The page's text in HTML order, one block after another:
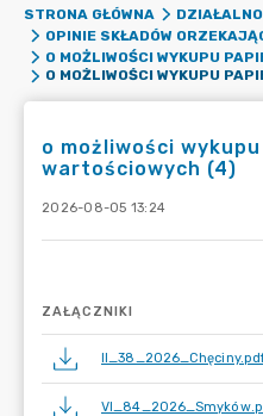
STRONA GŁÓWNA
OPINIE SKŁADÓW
O MOŻLIWOŚCI WYKUPU
o możliwości
wartościowych (4)
2026-08-05 13:24
ZAŁĄCZNIKI